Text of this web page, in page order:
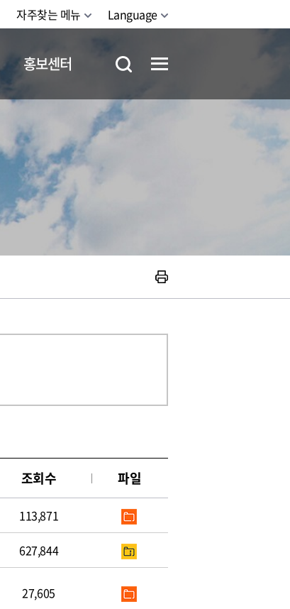
자주찾는 메뉴 Language
홍보센터
조회수 파일
113,871
627,844
27,605